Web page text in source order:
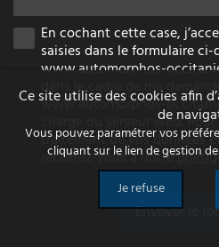
En cochant cette case,
saisies dans le formulaire
www.automorphos-
dans le cadre de ma
www.automorphos-
charge du serveur web.
traitement de vos données
reportez-vous à notre
Ce site utilise des cookies afin
de
Vous pouvez paramétrer vos
cliquant sur le lien de gestion
Je refuse